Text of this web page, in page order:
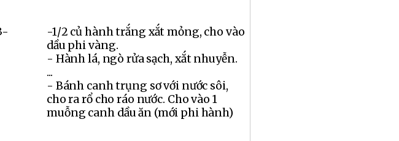
-1/2 củ hành trắng xắt mỏng, cho vào
dầu phi vàng.
- Hành lá, ngò rửa sạch, xắt nhuyễn.
...
- Bánh canh trụng sơ với nước sôi,
cho ra rổ cho ráo nước. Cho vào 1
muỗng canh dầu ăn (mới phi hành)